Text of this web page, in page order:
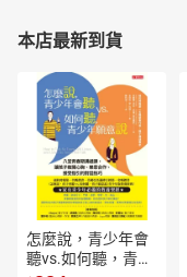
本店最新到貨
怎麼說，青少年會
聽vs.如何聽，青少